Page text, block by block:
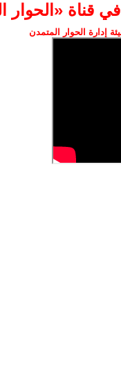
قناة ‫«الحوار
إدارة الحوار المتمدن